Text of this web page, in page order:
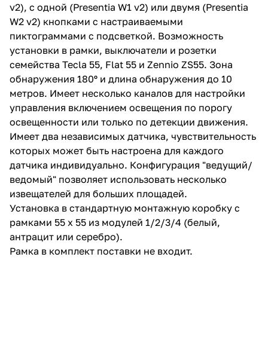
v2), с одной (Presentia W1 v2) или двумя (Presentia
W2 v2) кнопками с настраиваемыми
пиктограммами с подсветкой. Возможность
установки в рамки, выключатели и розетки
семейства Tecla 55, Flat 55 и Zennio ZS55. Зона
обнаружения 180º и длина обнаружения до 10
метров. Имеет несколько каналов для настройки
управления включением освещения по порогу
освещенности или только по детекции движения.
Имеет два независимых датчика, чувствительность
которых может быть настроена для каждого
датчика индивидуально. Конфигурация "ведущий/
ведомый" позволяет использовать несколько
извещателей для больших площадей.
Установка в стандартную монтажную коробку с
рамками 55 x 55 из модулей 1/2/3/4 (белый,
антрацит или серебро).
Рамка в комплект поставки не входит.